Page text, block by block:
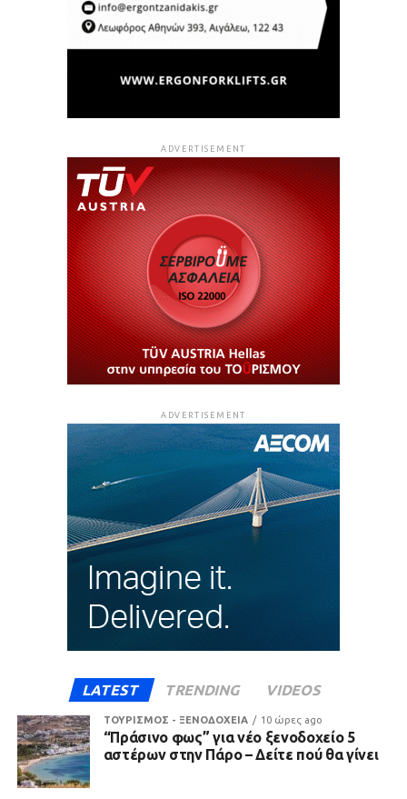
ADVERTISEMENT
ADVERTISEMENT
LATEST TRENDING VIDEOS
ΤΟΥΡΙΣΜΟΣ - ΞΕΝΟΔΟΧΕΙΑ 10 ώρες ago
“Πράσινο φως” για νέο ξενοδοχείο 5
αστέρων στην Πάρο – Δείτε πού θα γίνει